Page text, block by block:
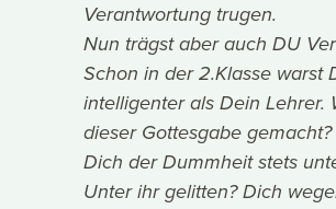
Verantwortung trugen.
Nun trägst aber auch DU
Schon in der 2.Klasse warst
intelligenter als Dein Lehrer.
dieser Gottesgabe
Dich der Dummheit stets
Unter ihr gelitten? Dich